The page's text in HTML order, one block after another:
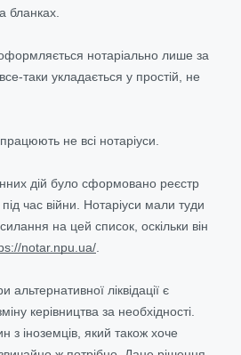
бланках.
оформляється нотаріально лише за
таки укладається у простій, не
не всі нотаріуси.
дій було сформовано реєстр
час війни. Нотаріуси мали туди
на цей список, оскільки він
notar.npu.ua/
ліквідації є
керівництва за необхідності.
з іноземців, який також хоче